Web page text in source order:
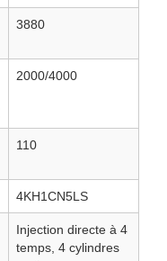
3880
2000/4000
110
4KH1CN5LS
Injection directe à 4
temps, 4 cylindres